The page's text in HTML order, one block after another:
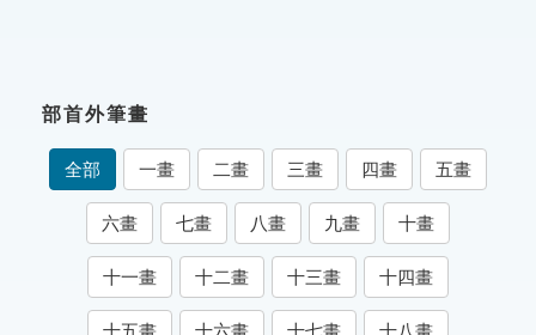
成語故事
索引選單
知識索引
單字索引
生命大百科索引
部首外筆畫
全部 一畫 二畫 三畫 四畫 五畫
六畫 七畫 八畫 九畫 十畫
十一畫 十二畫 十三畫 十四畫